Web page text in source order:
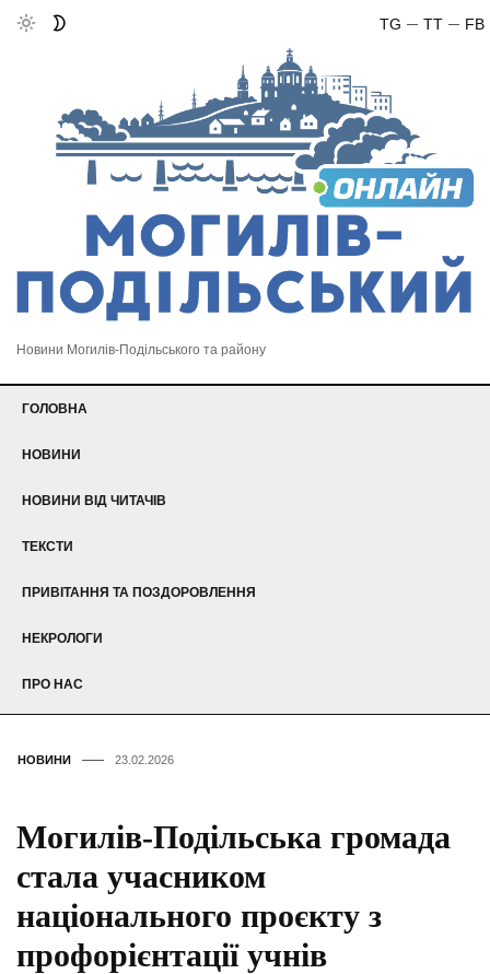
FB
TT
TG
Новини Могилів-Подільського та району
ГОЛОВНА
НОВИНИ
НОВИНИ ВІД ЧИТАЧІВ
ТЕКСТИ
ПРИВІТАННЯ ТА ПОЗДОРОВЛЕННЯ
НЕКРОЛОГИ
ПРО НАС
НОВИНИ 23.02.2026
Могилів-Подільська громада
стала учасником
національного проєкту з
профорієнтації учнів